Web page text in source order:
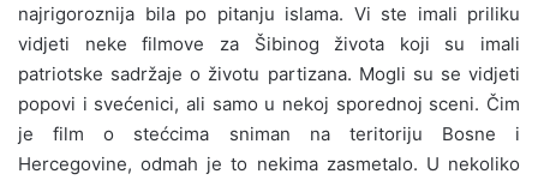
najrigoroznija bila po pitanju islama. Vi ste imali priliku
vidjeti neke filmove za Šibinog života koji su imali
patriotske sadržaje o životu partizana. Mogli su se vidjeti
popovi i svećenici, ali samo u nekoj sporednoj sceni. Čim
je film o stećcima sniman na teritoriju Bosne i
Hercegovine, odmah je to nekima zasmetalo. U nekoliko